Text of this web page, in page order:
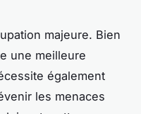
majeure. Bien
une meilleure
également
les menaces